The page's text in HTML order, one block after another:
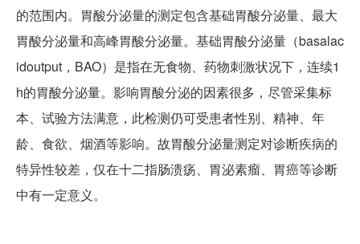
的范围内。胃酸分泌量的测定包含基础胃酸分泌量、最大
胃酸分泌量和高峰胃酸分泌量。基础胃酸分泌量（basalac
idoutput，BAO）是指在无食物、药物刺激状况下，连续1
h的胃酸分泌量。影响胃酸分泌的因素很多，尽管采集标
本、试验方法满意，此检测仍可受患者性别、精神、年
龄、食欲、烟酒等影响。故胃酸分泌量测定对诊断疾病的
特异性较差，仅在十二指肠溃疡、胃泌素瘤、胃癌等诊断
中有一定意义。